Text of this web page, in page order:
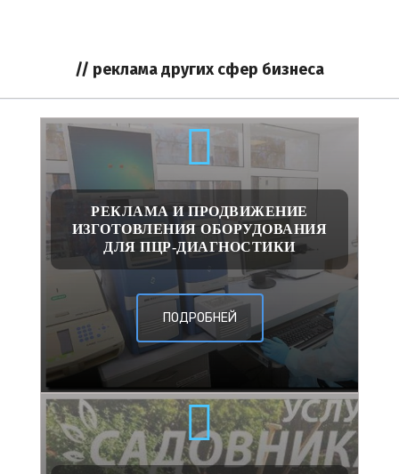
// реклама других сфер бизнеса
РЕКЛАМА И ПРОДВИЖЕНИЕ
ИЗГОТОВЛЕНИЯ ОБОРУДОВАНИЯ
ДЛЯ ПЦР-ДИАГНОСТИКИ
ПОДРОБНЕЙ